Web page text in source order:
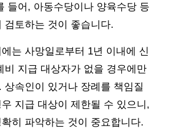
들어, 아동수당이나 양육수당 등
검토하는 것이 좋습니다.
는 사망일로부터 1년 이내에 신
비 지급 대상자가 없을 경우에만
상속인이 있거나 장례를 책임질
지급 대상이 제한될 수 있으니,
히 파악하는 것이 중요합니다.